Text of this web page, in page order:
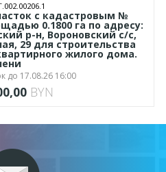
с кадастровым №
0.1800 га по адресу:
р-н, Вороновский с/с,
29 для строительства
жилого дома.
до 17.08.26 16:00
BYN